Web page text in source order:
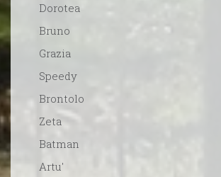
Dorotea
Bruno
Grazia
Speedy
Brontolo
Zeta
Batman
Artu'